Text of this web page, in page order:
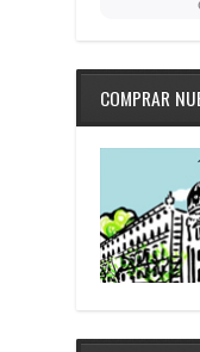
COMPRAR